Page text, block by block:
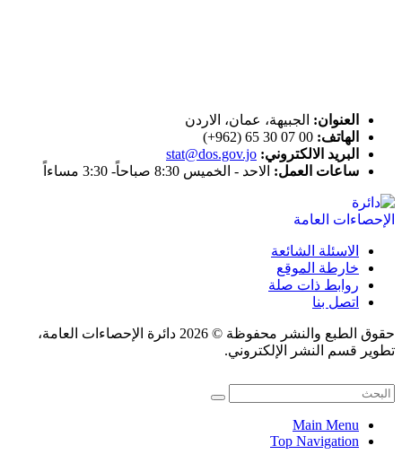
العنوان: الجبيهة، عمان، الاردن
الهاتف: 00 07 30 65 (962+)
البريد الالكتروني: stat@dos.gov.jo
ساعات العمل: الاحد - الخميس 8:30 صباحاً- 3:30 مساءاً
الاسئلة الشائعة
خارطة الموقع
روابط ذات صلة
اتصل بنا
حقوق الطبع والنشر محفوظة © 2026 دائرة الإحصاءات العامة،
تطوير قسم النشر الإلكتروني.
Main Menu
Top Navigation